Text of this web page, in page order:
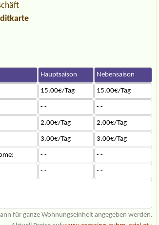
Hauptsaison Nebensaison
15.00€/Tag 15.00€/Tag
- - - -
2.00€/Tag 2.00€/Tag
3.00€/Tag 3.00€/Tag
- - - -
- - - -
für ganze Wohnungseinheit angegeben werden.